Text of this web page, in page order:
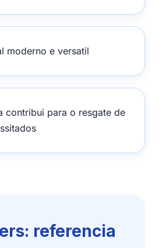
moderno e versatil
contribui para o resgate de
referencia